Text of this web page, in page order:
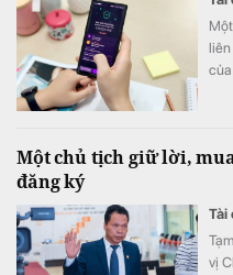
Một chủ tịch giữ lời,
đăng ký
Tài
vị